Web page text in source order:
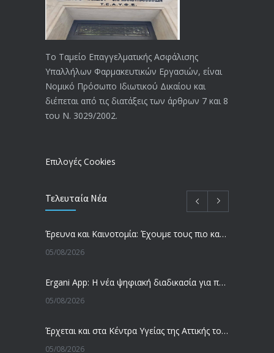
Το Ταμείο Επαγγελματικής Ασφάλισης
Υπαλλήλων Φαρμακευτικών Εργασιών, είναι
Νομικό Πρόσωπο Ιδιωτικού Δικαίου και
διέπεται από τις διατάξεις των άρθρων 7 και 8
του Ν. 3029/2002.
Επιλογές Cookies
Τελευταία Νέα
Έρευνα και Καινοτομία: Έχουμε τους πιο κακοπληρωμένους εργαζόμενους στον ΟΟΣΑ
05/08/2026
Ergani App: Η νέα ψηφιακή διαδικασία για προσλήψεις με το κινητό
05/08/2026
Έρχεται και στα Κέντρα Υγείας της Αττικής το ηλεκτρονικό βραχιολάκι – Όλο το σχέδιο του υπουργείου Υγείας
05/08/2026